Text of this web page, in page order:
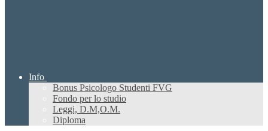
Info
Bonus Psicologo Studenti FVG
Fondo per lo studio
Leggi, D.M,O.M.
Diploma